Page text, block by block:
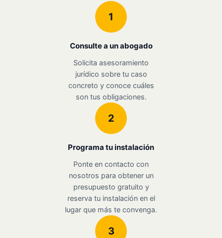
1
Consulte a un abogado
Solicita asesoramiento
jurídico sobre tu caso
concreto y conoce cuáles
son tus obligaciones.
2
Programa tu instalación
Ponte en contacto con
nosotros para obtener un
presupuesto gratuito y
reserva tu instalación en el
lugar que más te convenga.
3